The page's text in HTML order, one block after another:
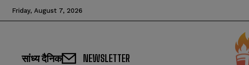
Friday, August 7, 2026
सांध्य दैनिक NEWSLETTER